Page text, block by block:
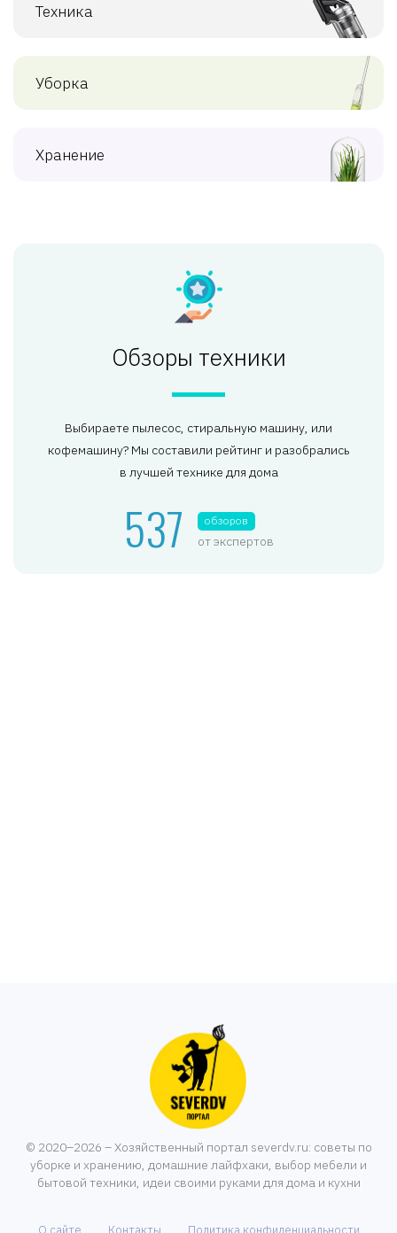
Техника
Уборка
Хранение
Обзоры техники
Выбираете пылесос, стиральную машину, или
кофемашину? Мы составили рейтинг и разобрались
в лучшей технике для дома
537 обзоров
от экспертов
© 2020–2026 – Хозяйственный портал severdv.ru: советы по
уборке и хранению, домашние лайфхаки, выбор мебели и
бытовой техники, идеи своими руками для дома и кухни
О сайте Контакты Политика конфиденциальности